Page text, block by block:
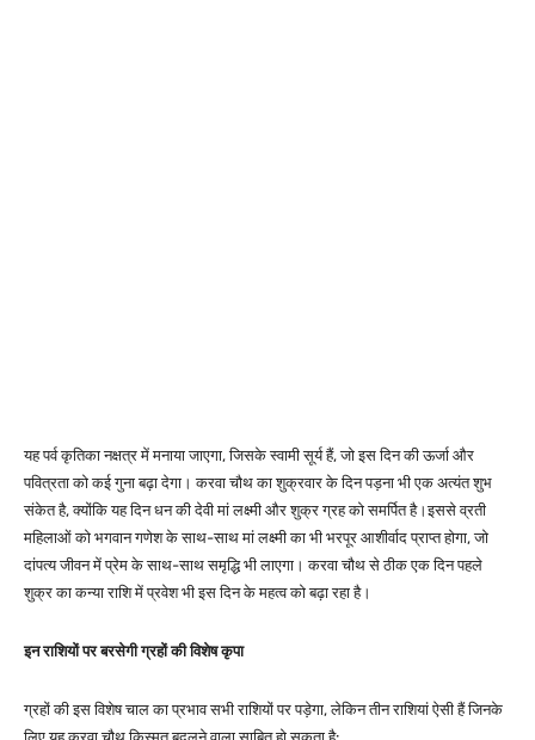
यह पर्व कृतिका नक्षत्र में मनाया जाएगा, जिसके स्वामी सूर्य हैं, जो इस दिन की ऊर्जा और
पवित्रता को कई गुना बढ़ा देगा। करवा चौथ का शुक्रवार के दिन पड़ना भी एक अत्यंत शुभ
संकेत है, क्योंकि यह दिन धन की देवी मां लक्ष्मी और शुक्र ग्रह को समर्पित है।इससे व्रती
महिलाओं को भगवान गणेश के साथ-साथ मां लक्ष्मी का भी भरपूर आशीर्वाद प्राप्त होगा, जो
दांपत्य जीवन में प्रेम के साथ-साथ समृद्धि भी लाएगा। करवा चौथ से ठीक एक दिन पहले
शुक्र का कन्या राशि में प्रवेश भी इस दिन के महत्व को बढ़ा रहा है।
इन राशियों पर बरसेगी ग्रहों की विशेष कृपा
ग्रहों की इस विशेष चाल का प्रभाव सभी राशियों पर पड़ेगा, लेकिन तीन राशियां ऐसी हैं जिनके